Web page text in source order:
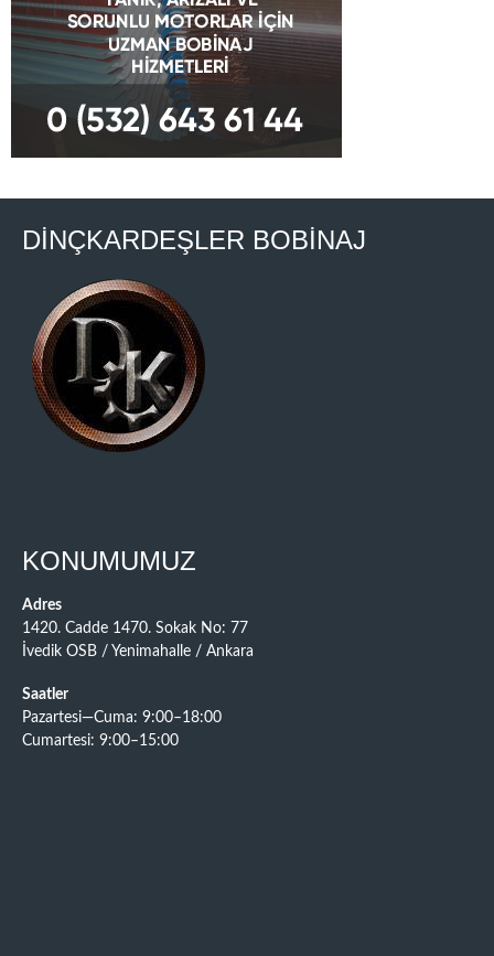
DİNÇKARDEŞLER BOBİNAJ
KONUMUMUZ
Adres
1420. Cadde 1470. Sokak No: 77
İvedik OSB / Yenimahalle / Ankara
Saatler
Pazartesi—Cuma: 9:00–18:00
Cumartesi: 9:00–15:00